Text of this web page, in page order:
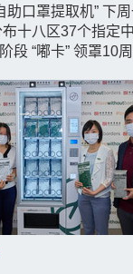
助口罩提取机” 下
布十八区37个指定
段 “嘟卡” 领罩10周